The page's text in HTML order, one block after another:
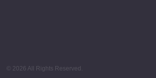
© 2026 All Rights Reserved.